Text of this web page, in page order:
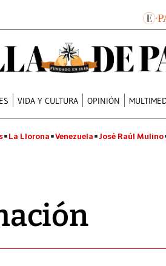
VIDA Y CULTURA OPINIÓN
La Llorona Venezuela José Raúl Mulino